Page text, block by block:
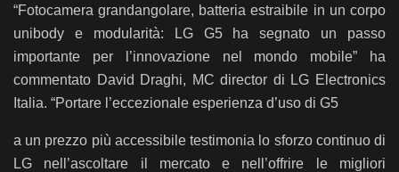
“Fotocamera grandangolare, batteria estraibile in un corpo
unibody e modularità: LG G5 ha segnato un passo
importante per l’innovazione nel mondo mobile” ha
commentato David Draghi, MC director di LG Electronics
Italia. “Portare l’eccezionale esperienza d’uso di G5
a un prezzo più accessibile testimonia lo sforzo continuo di
LG nell’ascoltare il mercato e nell’offrire le migliori